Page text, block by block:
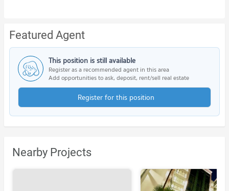
Featured Agent
This position is still available
Register as a recommended agent in this area
Add opportunities to ask, deposit, rent/sell real estate
Register for this position
Nearby Projects